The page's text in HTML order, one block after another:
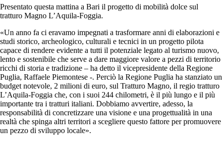
Presentato questa mattina a Bari il progetto di mobilità dolce sul
tratturo Magno L’Aquila-Foggia.
«Un anno fa ci eravamo impegnati a trasformare anni di elaborazioni e
studi storico, archeologico, culturali e tecnici in un progetto pilota
capace di rendere evidente a tutti il potenziale legato al turismo nuovo,
lento e sostenibile che serve a dare maggiore valore a pezzi di territorio
ricchi di storia e tradizione – ha detto il vicepresidente della Regione
Puglia, Raffaele Piemontese -. Perciò la Regione Puglia ha stanziato un
budget notevole, 2 milioni di euro, sul Tratturo Magno, il regio tratturo
L’Aquila-Foggia che, con i suoi 244 chilometri, è il più lungo e il più
importante tra i tratturi italiani. Dobbiamo avvertire, adesso, la
responsabilità di concretizzare una visione e una progettualità in una
realtà che spinga altri territori a scegliere questo fattore per promuovere
un pezzo di sviluppo locale».